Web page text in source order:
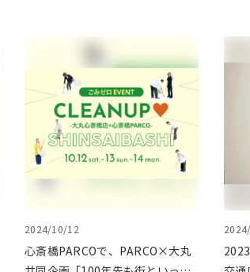
2024/10/12
心斎橋PARCOで、PARCO×大丸